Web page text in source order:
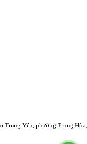
Trung Yên, phường Trung